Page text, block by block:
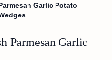
Garlic Potato
Parmesan Garlic